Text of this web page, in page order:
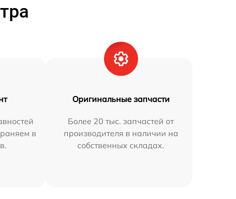
в
Оригинальные запчасти
Более 20 тыс. запчастей от
производителя в наличии на
собственных складах.